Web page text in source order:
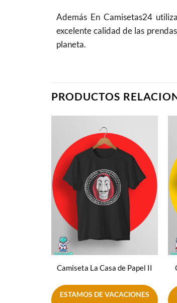
Además En Camisetas24
excelente calidad de las
planeta.
PRODUCTOS
Añadir
a la
lista de
deseos
Camiseta La Casa de Papel II
ESTAMOS DE VACACIONES